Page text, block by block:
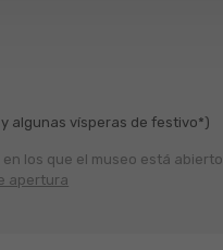
algunas vísperas de festivo*)
los que el museo está abierto
apertura